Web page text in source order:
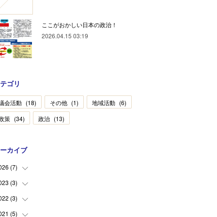
ここがおかしい日本の政治！
2026.04.15 03:19
ゴリ
会活動 (18) その他 (1) 地域活動 (6)
策 (34) 政治 (13)
カイブ
(7)
(
)
(
)
(
)
(3)
(
)
(
)
(3)
(
)
(5)